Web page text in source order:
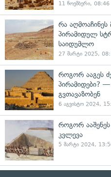
11 ნოემბერი, 08:46
რა
პირამიდულ
საიდუმლო
27 მარტი 2025,
როგორ ააგეს
პირამიდები? —
გვთავაზობენ
6 აგვისტო 2024,
როგორ
კვლევა
5 მარტი 2024,